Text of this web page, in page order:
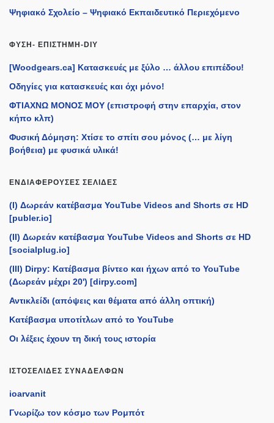
Ψηφιακό Σχολείο – Ψηφιακό Εκπαιδευτικό Περιεχόμενο
ΦΎΣΗ- ΕΠΙΣΤΉΜΗ-DIY
[Woodgears.ca] Κατασκευές με ξύλο … άλλου επιπέδου!
Οδηγίες για κατασκευές και όχι μόνο!
ΦΤΙΑΧΝΩ ΜΟΝΟΣ ΜΟΥ (επιστροφή στην επαρχία, στον
κήπο κλπ)
Φυσική Δόμηση: Χτίσε το σπίτι σου μόνος (… με λίγη
βοήθεια) με φυσικά υλικά!
ΕΝΔΙΑΦΈΡΟΥΣΕΣ ΣΕΛΊΔΕΣ
(I) Δωρεάν κατέβασμα YouTube Videos and Shorts σε HD
[publer.io]
(II) Δωρεάν κατέβασμα YouTube Videos and Shorts σε HD
[socialplug.io]
(III) Dirpy: Κατέβασμα βίντεο και ήχων από το YouTube
(Δωρεάν μέχρι 20') [dirpy.com]
Αντικλείδι (απόψεις και θέματα από άλλη οπτική)
Κατέβασμα υποτίτλων από το YouTube
Οι λέξεις έχουν τη δική τους ιστορία
ΙΣΤΟΣΕΛΊΔΕΣ ΣΥΝΑΔΈΛΦΩΝ
ioarvanit
Γνωρίζω τον κόσμο των Ρομπότ